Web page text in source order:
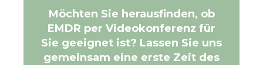
Möchten Sie herausfinden, ob
EMDR per Videokonferenz für
Sie geeignet ist? Lassen Sie uns
gemeinsam eine erste Zeit des